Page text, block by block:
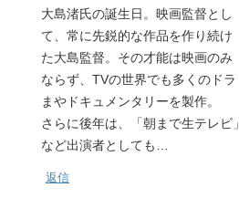
大島渚氏の誕生日。映画監督とし
て、常に先鋭的な作品を作り続け
た大島監督。その才能は映画のみ
ならず、TVの世界でも多くのドラ
まやドキュメンタリーを製作。
さらに後年は、「朝まで生テレビ」
など出演者としても…
返信